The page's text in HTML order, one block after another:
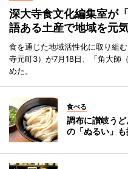
深大寺食文化編集室が
語ある土産で地域を元
食を通じた地域活性化に取り組
寺元町3）が7月18日、「角大師
めた。
食べる
調布に讃岐う
の「ぬるい」